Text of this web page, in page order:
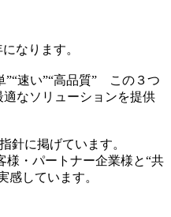
なります。
”“速い”“高品質” この３つ
なソリューションを提供
針に掲げています。
様・パートナー企業様と“共
感しています。